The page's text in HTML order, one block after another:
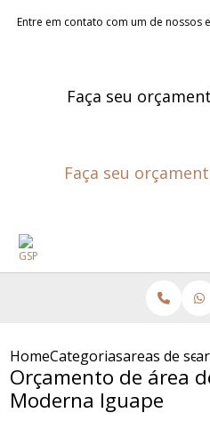
Entre em contato com um de nossos
Faça seu
Faça seu
HomeCategoriasareas de
Orçamento de área
Moderna Iguape